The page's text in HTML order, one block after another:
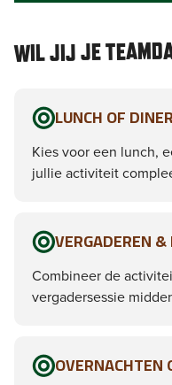
WIL JIJ JE
LUNCH OF DINER
Kies voor een lunch,
jullie activiteit
VERGADEREN
Combineer de
vergadersessie
OVERNACHTEN